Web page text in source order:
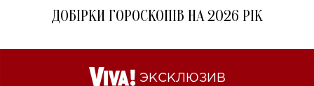
ДОБІРКИ ГОРОСКОПІВ НА 2026 РІК
ЭКСКЛЮЗИВ